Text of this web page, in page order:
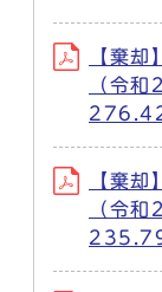
【棄
（令
【棄
（令